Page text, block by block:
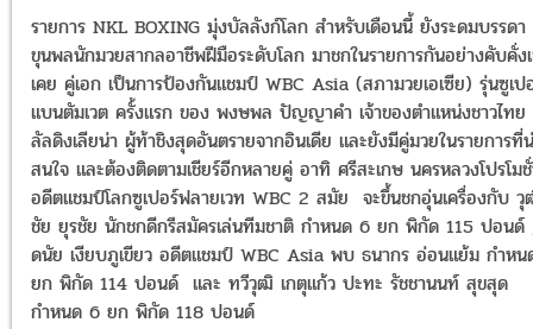
รายการ NKL BOXING มุ่งบัลลังก์โลก สำหรับเดือนนี้ ยังระดมบรรดา
ขุนพลนักมวยสากลอาชีพฝีมือระดับโลก มาชกในรายการกันอย่างคับคั่ง
เคย คู่เอก เป็นการป้องกันแชมป์ WBC Asia (สภามวยเอเซีย) รุ่นซูเป
แบนตัมเวต ครั้งแรก ของ พงษพล ปัญญาคำ เจ้าของตำแหน่งชาวไท
ลัลดิงเลียน่า ผู้ท้าชิงสุดอันตรายจากอินเดีย และยังมีคู่มวยในรายการที่
สนใจ และต้องติดตามเชียร์อีกหลายคู่ อาทิ ศรีสะเกษ นครหลวงโปรโม
อดีตแชมป์โลกซูเปอร์ฟลายเวท WBC 2 สมัย จะขึ้นชกอุ่นเครื่องกับ
ชัย ยุรชัย นักชกดีกรีสมัครเล่นทีมชาติ กำหนด 6 ยก พิกัด 115 ปอนด์
ดนัย เงียบภูเขียว อดีตแชมป์ WBC Asia พบ ธนากร อ่อนแย้ม กำห
ยก พิกัด 114 ปอนด์ และ ทวีวุฒิ เกตุแก้ว ปะทะ รัชชานนท์ สุขสุด
กำหนด 6 ยก พิกัด 118 ปอนด์